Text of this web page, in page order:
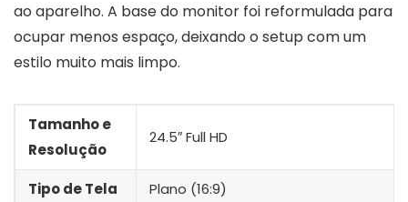
ao aparelho. A base do monitor foi reformulada para
ocupar menos espaço, deixando o setup com um
estilo muito mais limpo.
Tamanho e
Resolução
24.5″ Full HD
Tipo de Tela Plano (16:9)